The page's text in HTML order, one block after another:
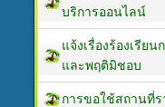
บริการออนไลน์
แจ้งเรื่องร้องเรียน
และพฤติมิชอบ
การขอใช้สถานที่ร